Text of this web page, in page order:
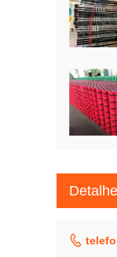
